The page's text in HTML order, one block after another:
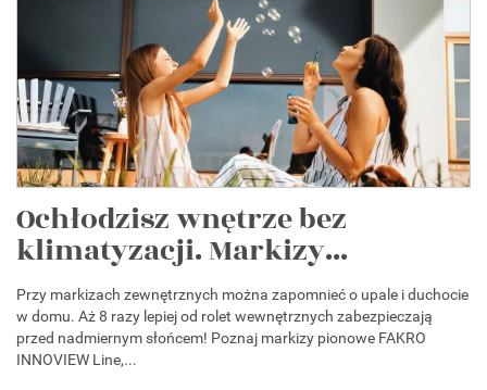
Ochłodzisz wnętrze bez
klimatyzacji. Markizy...
Przy markizach zewnętrznych można zapomnieć o upale i duchocie
w domu. Aż 8 razy lepiej od rolet wewnętrznych zabezpieczają
przed nadmiernym słońcem! Poznaj markizy pionowe FAKRO
INNOVIEW Line,...